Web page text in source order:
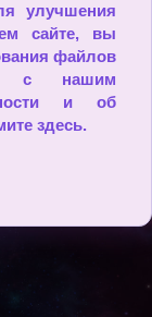
улучшения
сайте, вы
файлов
с нашим
и об
здесь.
в маленьком
- до тех пор,
разумное